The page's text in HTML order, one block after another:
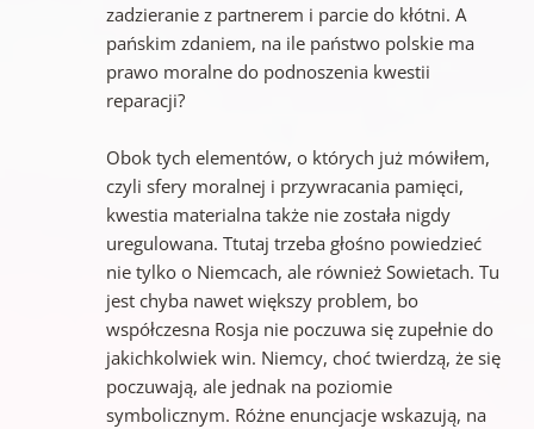
zadzieranie z partnerem i parcie do kłótni. A
pańskim zdaniem, na ile państwo polskie ma
prawo moralne do podnoszenia kwestii
reparacji?
Obok tych elementów, o których już mówiłem,
czyli sfery moralnej i przywracania pamięci,
kwestia materialna także nie została nigdy
uregulowana. Ttutaj trzeba głośno powiedzieć
nie tylko o Niemcach, ale również Sowietach. Tu
jest chyba nawet większy problem, bo
współczesna Rosja nie poczuwa się zupełnie do
jakichkolwiek win. Niemcy, choć twierdzą, że się
poczuwają, ale jednak na poziomie
symbolicznym. Różne enuncjacje wskazują, na